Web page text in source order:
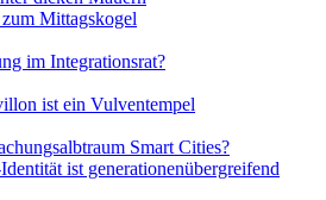
Mittagskogel
im Integrationsrat?
ist ein Vulventempel
Smart Cities?
ist generationenübergreifend